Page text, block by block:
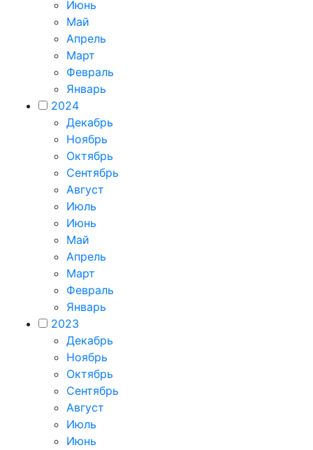
Июнь
Май
Апрель
Март
Февраль
Январь
2024
Декабрь
Ноябрь
Октябрь
Сентябрь
Август
Июль
Июнь
Май
Апрель
Март
Февраль
Январь
2023
Декабрь
Ноябрь
Октябрь
Сентябрь
Август
Июль
Июнь